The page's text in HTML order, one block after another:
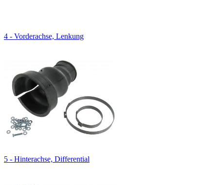
4 - Vorderachse, Lenkung
5 - Hinterachse, Differential